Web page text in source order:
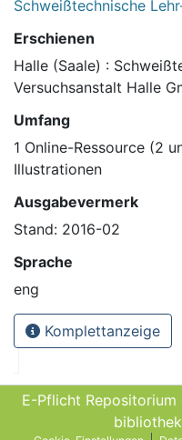
Schweißtechnische
Erschienen
Halle (Saale) :
Versuchsanstalt Halle
Umfang
1 Online-Ressource (2
Illustrationen
Ausgabevermerk
Stand: 2016-02
Sprache
eng
Komplettanzeige
E-Pflicht